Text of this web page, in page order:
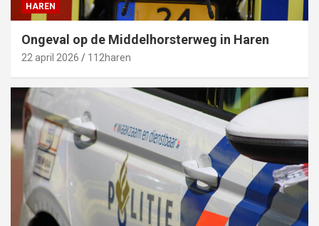
HAREN
Ongeval op de Middelhorsterweg in Haren
22 april 2026 112haren